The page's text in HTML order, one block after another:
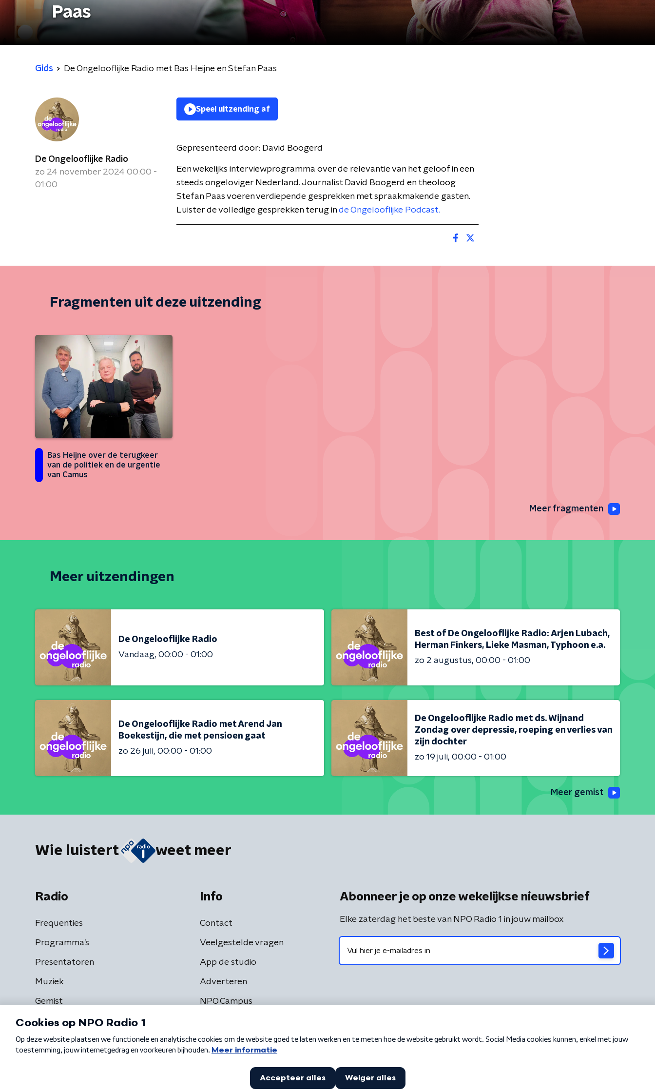
Paas
Gids De Ongelooflijke Radio met Bas Heijne en Stefan Paas
De Ongelooflijke Radio
zo 24 november 2024 00:00 -
01:00
Speel uitzending af
Gepresenteerd door: David Boogerd
Een wekelijks interviewprogramma over de relevantie van het geloof in een
steeds ongeloviger Nederland. Journalist David Boogerd en theoloog
Stefan Paas voeren verdiepende gesprekken met spraakmakende gasten.
Luister de volledige gesprekken terug inde Ongelooflijke Podcast.
Fragmenten uit deze uitzending
Bas Heijne over de terugkeer
van de politiek en de urgentie
van Camus
Meer fragmenten
Meer uitzendingen
De Ongelooflijke Radio
Vandaag 00:00 - 01:00
Best of De Ongelooflijke Radio: Arjen Lubach,
Herman Finkers, Lieke Masman, Typhoon e.a.
zo 2 augustus 00:00 - 01:00
De Ongelooflijke Radio met Arend Jan
Boekestijn, die met pensioen gaat
zo 26 juli 00:00 - 01:00
De Ongelooflijke Radio met ds. Wijnand
Zondag over depressie, roeping en verlies van
zijn dochter
zo 19 juli 00:00 - 01:00
Meer gemist
Wie luistert weet meer
Radio
Frequenties
Programma's
Presentatoren
Muziek
Gemist
Info
Contact
Veelgestelde vragen
App de studio
Adverteren
NPO Campus
Abonneer je op onze wekelijkse nieuwsbrief
Elke zaterdag het beste van NPO Radio 1 in jouw mailbox
Algemene voorwaarden Privacybeleid